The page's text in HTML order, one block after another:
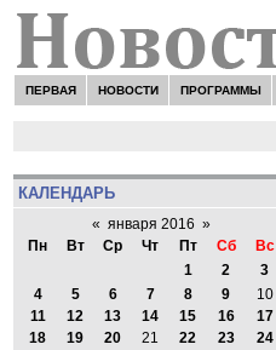
ПЕРВАЯ НОВОСТИ ПРОГРАММЫ
КАЛЕНДАРЬ
« января 2016 »
Пн
Вт Ср Чт Пт Сб
Вс
1
2
3
4
5 6 7 8 9
10
11
12 13 14 15 16
17
18
19 20 21 22 23
24